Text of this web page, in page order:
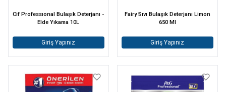
Cif Professıonal Bulaşık Deterjanı -
Elde Yıkama 10L
Giriş Yapınız
Fairy Sıvı Bulaşık Deterjanı Limon
650 Ml
Giriş Yapınız